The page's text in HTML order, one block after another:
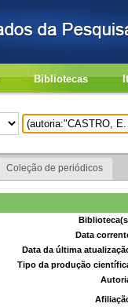
Bibliotecas
Coleção de periódicos
Data
Data da última
Tipo da produção